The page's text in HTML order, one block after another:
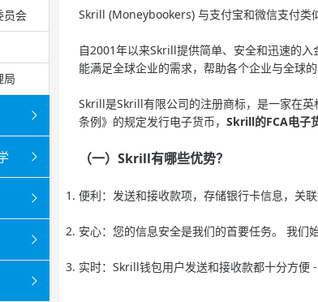
员会
局
Skrill (Moneybookers) 与支付宝和微信支付类
自2001年以来Skrill提供简单、安全和迅速的入
能满足全球企业的需求，帮助各个企业与全球的
Skrill是Skrill有限公司的注册商标，是一家在
条例》的规定发行电子货币，Skrill的FCA电子
（一）Skrill有哪些优势？
便利：发送和接收款项，存储银行卡信息，关
安心：您的信息安全是我们的首要任务。 我们
实时：Skrill钱包用户发送和接收款都十分方便